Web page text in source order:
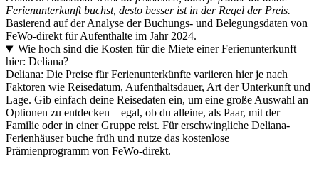
Ferienunterkunft buchst, desto besser ist in der Regel der Preis.
Basierend auf der Analyse der Buchungs- und Belegungsdaten von
FeWo-direkt für Aufenthalte im Jahr 2024.
Wie hoch sind die Kosten für die Miete einer Ferienunterkunft
hier: Deliana?
Deliana: Die Preise für Ferienunterkünfte variieren hier je nach
Faktoren wie Reisedatum, Aufenthaltsdauer, Art der Unterkunft und
Lage. Gib einfach deine Reisedaten ein, um eine große Auswahl an
Optionen zu entdecken – egal, ob du alleine, als Paar, mit der
Familie oder in einer Gruppe reist. Für erschwingliche Deliana-
Ferienhäuser buche früh und nutze das kostenlose
Prämienprogramm von FeWo-direkt.